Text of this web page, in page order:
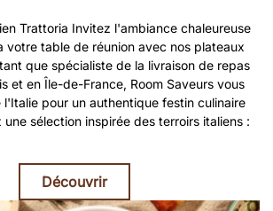
Trattoria Invitez l'ambiance chaleureuse
votre table de réunion avec nos plateaux
que spécialiste de la livraison de repas
et en Île-de-France, Room Saveurs vous
pour un authentique festin culinaire
sélection inspirée des terroirs italiens :
Découvrir